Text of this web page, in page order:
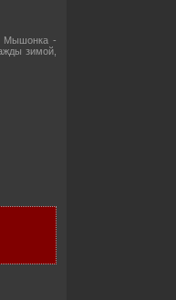
Мышонка -
зимой,